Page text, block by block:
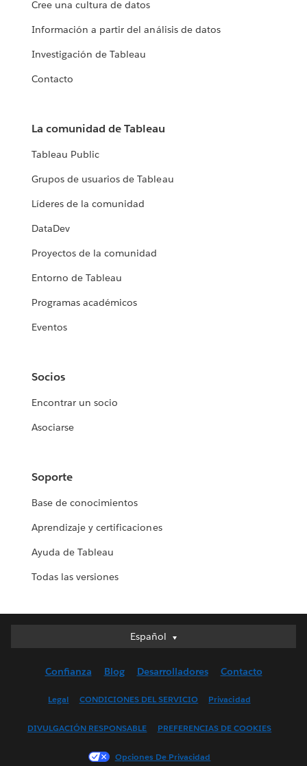
Cree una cultura de datos
Información a partir del análisis de datos
Investigación de Tableau
Contacto
La comunidad de Tableau
Tableau Public
Grupos de usuarios de Tableau
Líderes de la comunidad
DataDev
Proyectos de la comunidad
Entorno de Tableau
Programas académicos
Eventos
Socios
Encontrar un socio
Asociarse
Soporte
Base de conocimientos
Aprendizaje y certificaciones
Ayuda de Tableau
Todas las versiones
Español
Español
English (UK)
Français (France)
Confianza Blog Desarrolladores Contacto
Legal CONDICIONES DEL SERVICIO Privacidad
DIVULGACIÓN RESPONSABLE PREFERENCIAS DE COOKIES
Opciones De Privacidad